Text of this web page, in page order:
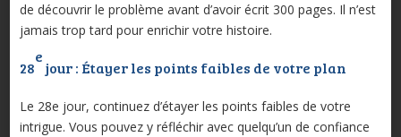
de découvrir le problème avant d’avoir écrit 300 pages. Il n’est
jamais trop tard pour enrichir votre histoire.
28
e
jour : Étayer les points faibles de votre plan
Le 28e jour, continuez d’étayer les points faibles de votre
intrigue. Vous pouvez y réfléchir avec quelqu’un de confiance